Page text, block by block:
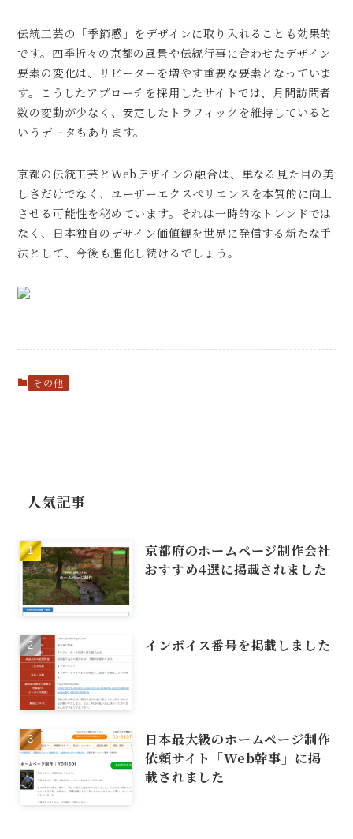
伝統工芸の「季節感」をデザインに取り入れることも効果的
です。四季折々の京都の風景や伝統行事に合わせたデザイン
要素の変化は、リピーターを増やす重要な要素となっていま
す。こうしたアプローチを採用したサイトでは、月間訪問者
数の変動が少なく、安定したトラフィックを維持していると
いうデータもあります。
京都の伝統工芸とWebデザインの融合は、単なる見た目の美
しさだけでなく、ユーザーエクスペリエンスを本質的に向上
させる可能性を秘めています。それは一時的なトレンドでは
なく、日本独自のデザイン価値観を世界に発信する新たな手
法として、今後も進化し続けるでしょう。
その他
人気記事
京都府のホームページ制作会社
おすすめ4選に掲載されました
インボイス番号を掲載しました
日本最大級のホームページ制作
依頼サイト「Web幹事」に掲
載されました